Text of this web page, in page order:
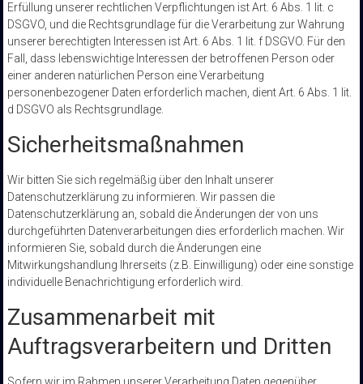
Erfüllung unserer rechtlichen Verpflichtungen ist Art. 6 Abs. 1 lit. c
DSGVO, und die Rechtsgrundlage für die Verarbeitung zur Wahrung
unserer berechtigten Interessen ist Art. 6 Abs. 1 lit. f DSGVO. Für den
Fall, dass lebenswichtige Interessen der betroffenen Person oder
einer anderen natürlichen Person eine Verarbeitung
personenbezogener Daten erforderlich machen, dient Art. 6 Abs. 1 lit.
d DSGVO als Rechtsgrundlage.
Sicherheitsmaßnahmen
Wir bitten Sie sich regelmäßig über den Inhalt unserer
Datenschutzerklärung zu informieren. Wir passen die
Datenschutzerklärung an, sobald die Änderungen der von uns
durchgeführten Datenverarbeitungen dies erforderlich machen. Wir
informieren Sie, sobald durch die Änderungen eine
Mitwirkungshandlung Ihrerseits (z.B. Einwilligung) oder eine sonstige
individuelle Benachrichtigung erforderlich wird.
Zusammenarbeit mit
Auftragsverarbeitern und Dritten